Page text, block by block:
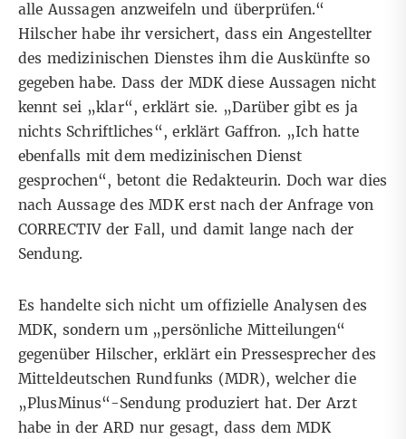
alle Aussagen anzweifeln und überprüfen.“
Hilscher habe ihr versichert, dass ein Angestellter
des medizinischen Dienstes ihm die Auskünfte so
gegeben habe. Dass der MDK diese Aussagen nicht
kennt sei „klar“, erklärt sie. „Darüber gibt es ja
nichts Schriftliches“, erklärt Gaffron. „Ich hatte
ebenfalls mit dem medizinischen Dienst
gesprochen“, betont die Redakteurin. Doch war dies
nach Aussage des MDK erst nach der Anfrage von
CORRECTIV der Fall, und damit lange nach der
Sendung.
Es handelte sich nicht um offizielle Analysen des
MDK, sondern um „persönliche Mitteilungen“
gegenüber Hilscher, erklärt ein Pressesprecher des
Mitteldeutschen Rundfunks (MDR), welcher die
„PlusMinus“-Sendung produziert hat. Der Arzt
habe in der ARD nur gesagt, dass dem MDK